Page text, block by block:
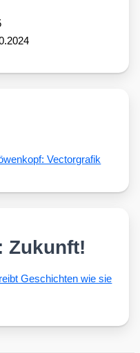
Zukunft!
Geschich­ten wie sie